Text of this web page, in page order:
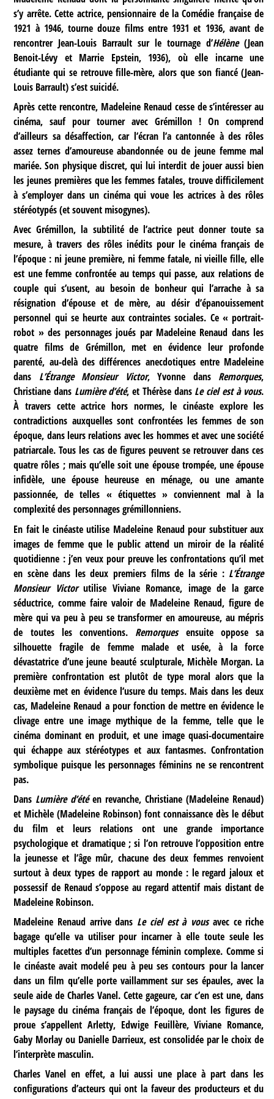
s’y arrête. Cette actrice, pensionnaire de la Comédie française de
1921 à 1946, tourne douze films entre 1931 et 1936, avant de
rencontrer Jean-Louis Barrault sur le tournage d’Hélène(Jean
Benoit-Lévy et Marrie Epstein, 1936), où elle incarne une
étudiante qui se retrouve fille-mère, alors que son fiancé (Jean-
Louis Barrault) s’est suicidé.
Après cette rencontre, Madeleine Renaud cesse de s’intéresser au
cinéma, sauf pour tourner avec Grémillon ! On comprend
d’ailleurs sa désaffection, car l’écran l’a cantonnée à des rôles
assez ternes d’amoureuse abandonnée ou de jeune femme mal
mariée. Son physique discret, qui lui interdit de jouer aussi bien
les jeunes premières que les femmes fatales, trouve difficilement
à s’employer dans un cinéma qui voue les actrices à des rôles
stéréotypés (et souvent misogynes).
Avec Grémillon, la subtilité de l’actrice peut donner toute sa
mesure, à travers des rôles inédits pour le cinéma français de
l’époque : ni jeune première, ni femme fatale, ni vieille fille, elle
est une femme confrontée au temps qui passe, aux relations de
couple qui s’usent, au besoin de bonheur qui l’arrache à sa
résignation d’épouse et de mère, au désir d’épanouissement
personnel qui se heurte aux contraintes sociales. Ce « portrait-
robot » des personnages joués par Madeleine Renaud dans les
quatre films de Grémillon, met en évidence leur profonde
parenté, au-delà des différences anecdotiques entre Madeleine
dans L’Étrange Monsieur Victor, Yvonne dans Remorques,
Christiane dans Lumière d’été, et Thérèse dans Le ciel est à vous.
À travers cette actrice hors normes, le cinéaste explore les
contradictions auxquelles sont confrontées les femmes de son
époque, dans leurs relations avec les hommes et avec une société
patriarcale. Tous les cas de figures peuvent se retrouver dans ces
quatre rôles ; mais qu’elle soit une épouse trompée, une épouse
infidèle, une épouse heureuse en ménage, ou une amante
passionnée, de telles « étiquettes » conviennent mal à la
complexité des personnages grémillonniens.
En fait le cinéaste utilise Madeleine Renaud pour substituer aux
images de femme que le public attend un miroir de la réalité
quotidienne : j’en veux pour preuve les confrontations qu’il met
en scène dans les deux premiers films de la série : L’Étrange
Monsieur Victorutilise Viviane Romance, image de la garce
séductrice, comme faire valoir de Madeleine Renaud, figure de
mère qui va peu à peu se transformer en amoureuse, au mépris
de toutes les conventions. Remorquesensuite oppose sa
silhouette fragile de femme malade et usée, à la force
dévastatrice d’une jeune beauté sculpturale, Michèle Morgan. La
première confrontation est plutôt de type moral alors que la
deuxième met en évidence l’usure du temps. Mais dans les deux
cas, Madeleine Renaud a pour fonction de mettre en évidence le
clivage entre une image mythique de la femme, telle que le
cinéma dominant en produit, et une image quasi-documentaire
qui échappe aux stéréotypes et aux fantasmes. Confrontation
symbolique puisque les personnages féminins ne se rencontrent
pas.
Dans Lumière d’étéen revanche, Christiane (Madeleine Renaud)
et Michèle (Madeleine Robinson) font connaissance dès le début
du film et leurs relations ont une grande importance
psychologique et dramatique ; si l’on retrouve l’opposition entre
la jeunesse et l’âge mûr, chacune des deux femmes renvoient
surtout à deux types de rapport au monde : le regard jaloux et
possessif de Renaud s’oppose au regard attentif mais distant de
Madeleine Robinson.
Madeleine Renaud arrive dans Le ciel est à vousavec ce riche
bagage qu’elle va utiliser pour incarner à elle toute seule les
multiples facettes d’un personnage féminin complexe. Comme si
le cinéaste avait modelé peu à peu ses contours pour la lancer
dans un film qu’elle porte vaillamment sur ses épaules, avec la
seule aide de Charles Vanel. Cette gageure, car c’en est une, dans
le paysage du cinéma français de l’époque, dont les figures de
proue s’appellent Arletty, Edwige Feuillère, Viviane Romance,
Gaby Morlay ou Danielle Darrieux, est consolidée par le choix de
l’interprète masculin.
Charles Vanel en effet, a lui aussi une place à part dans les
configurations d’acteurs qui ont la faveur des producteurs et du